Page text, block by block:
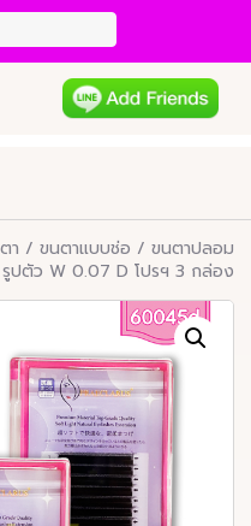
า / ขนตาแบบช่อ / ขนตาปลอม
ปตัว W 0.07 D โปรฯ 3 กล่อง